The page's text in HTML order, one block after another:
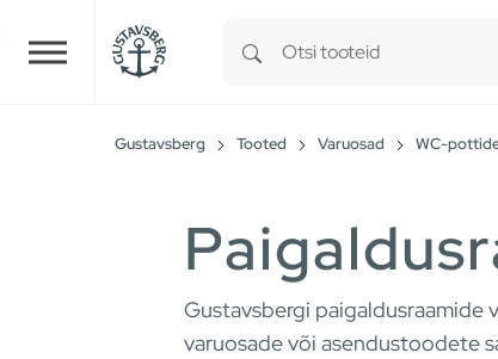
Skip to main content
Gustavsberg Tooted Varuosad WC-
Gustavsbergi paigaldusraamide
varuosade või asendustoodete